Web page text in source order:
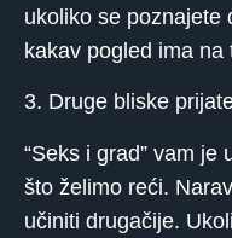
ukoliko se poznajete
kakav pogled ima na
3. Druge bliske
“Seks i grad” vam je
što želimo reći.
učiniti drugačije.